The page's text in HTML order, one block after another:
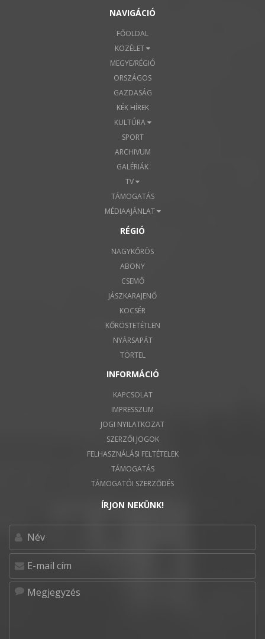
NAVIGÁCIÓ
FŐOLDAL
KÖZÉLET
MEGYE/RÉGIÓ
ORSZÁGOS
GAZDASÁG
KÉK HÍREK
KULTÚRA
SPORT
ARCHIVUM
GALÉRIÁK
TV
TÁMOGATÁS
MÉDIAAJÁNLAT
RÉGIÓ
NAGYKŐRÖS
ABONY
CSEMŐ
JÁSZKARAJENŐ
KOCSÉR
KŐRÖSTETÉTLEN
NYÁRSAPÁT
TÖRTEL
INFORMÁCIÓ
KAPCSOLAT
IMPRESSZUM
JOGI NYILATKOZAT
SZERZŐI JOGOK
FELHASZNÁLÁSI FELTÉTELEK
TÁMOGATÁS
TÁMOGATÓI SZERZŐDÉS
ÍRJON NEKÜNK!